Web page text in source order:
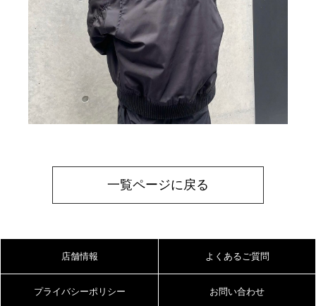
一覧ページに戻る
店舗情報 よくあるご質問
プライバシーポリシー お問い合わせ